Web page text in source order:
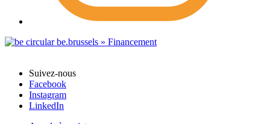
Suivez-nous
Facebook
Instagram
LinkedIn